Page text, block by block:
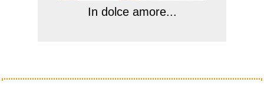
In dolce amore...